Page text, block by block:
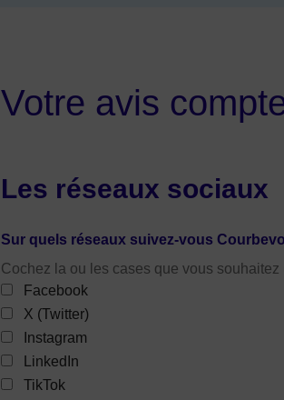
Votre avis
Les réseaux sociaux
Sur quels réseaux suivez-vous
Cochez la ou les cases que vous
Facebook
X (Twitter)
Instagram
LinkedIn
TikTok